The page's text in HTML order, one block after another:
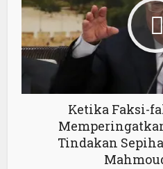
Ketika Faksi-
Tindakan